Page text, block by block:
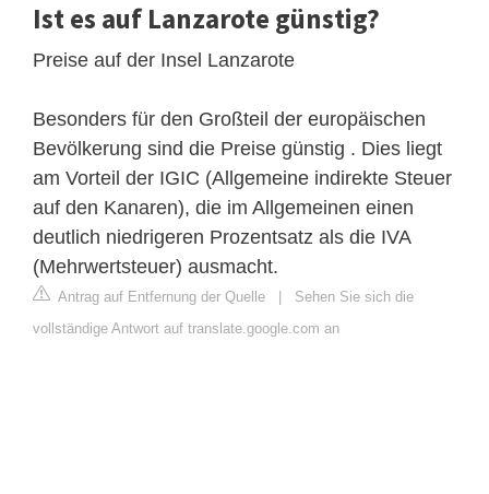
Ist es auf Lanzarote günstig?
Preise auf der Insel Lanzarote
Besonders für den Großteil der europäischen
Bevölkerung sind die Preise günstig . Dies liegt
am Vorteil der IGIC (Allgemeine indirekte Steuer
auf den Kanaren), die im Allgemeinen einen
deutlich niedrigeren Prozentsatz als die IVA
(Mehrwertsteuer) ausmacht.
Antrag auf Entfernung der Quelle
Sehen Sie sich die
vollständige Antwort auf translate.google.com an